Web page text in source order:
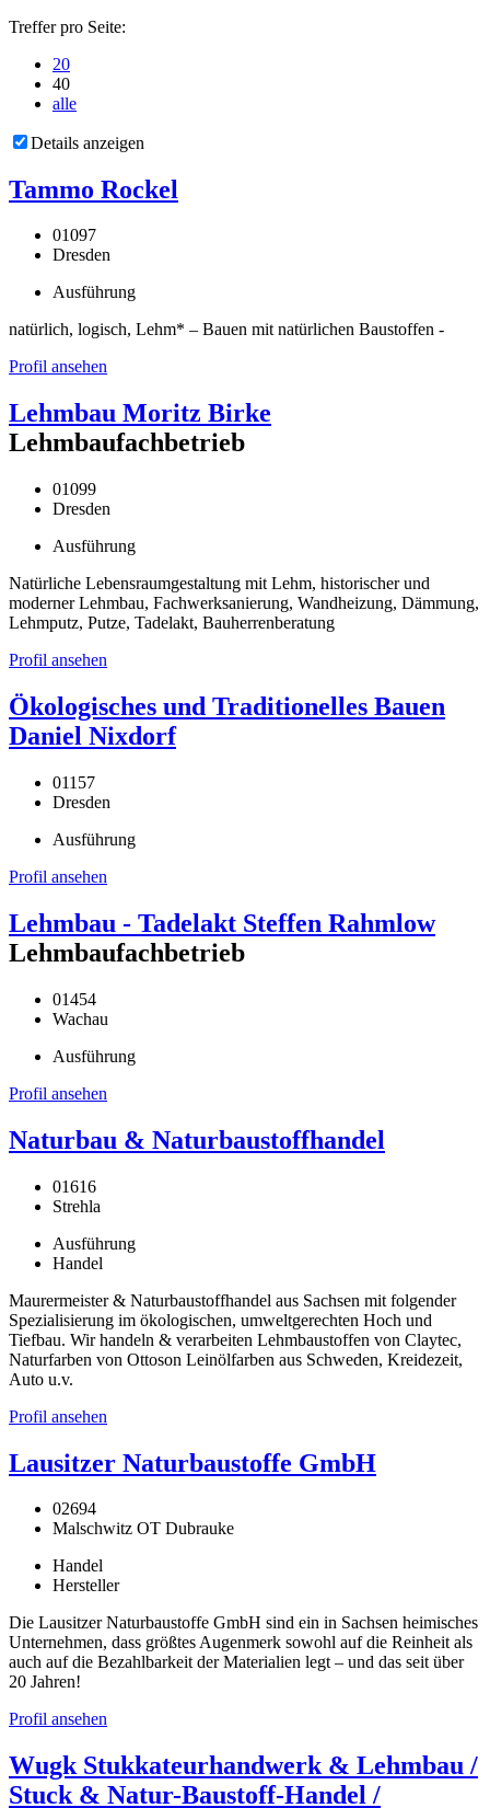
Treffer pro Seite:
20
40
alle
Details anzeigen
Tammo Rockel
01097
Dresden
Ausführung
natürlich, logisch, Lehm* – Bauen mit natürlichen Baustoffen -
Profil ansehen
Lehmbau Moritz Birke
Lehmbaufachbetrieb
01099
Dresden
Ausführung
Natürliche Lebensraumgestaltung mit Lehm, historischer und
moderner Lehmbau, Fachwerksanierung, Wandheizung, Dämmung,
Lehmputz, Putze, Tadelakt, Bauherrenberatung
Profil ansehen
Ökologisches und Traditionelles Bauen
Daniel Nixdorf
01157
Dresden
Ausführung
Profil ansehen
Lehmbau - Tadelakt Steffen Rahmlow
Lehmbaufachbetrieb
01454
Wachau
Ausführung
Profil ansehen
Naturbau & Naturbaustoffhandel
01616
Strehla
Ausführung
Handel
Maurermeister & Naturbaustoffhandel aus Sachsen mit folgender
Spezialisierung im ökologischen, umweltgerechten Hoch und
Tiefbau. Wir handeln & verarbeiten Lehmbaustoffen von Claytec,
Naturfarben von Ottoson Leinölfarben aus Schweden, Kreidezeit,
Auto u.v.
Profil ansehen
Lausitzer Naturbaustoffe GmbH
02694
Malschwitz OT Dubrauke
Handel
Hersteller
Die Lausitzer Naturbaustoffe GmbH sind ein in Sachsen heimisches
Unternehmen, dass größtes Augenmerk sowohl auf die Reinheit als
auch auf die Bezahlbarkeit der Materialien legt – und das seit über
20 Jahren!
Profil ansehen
Wugk Stukkateurhandwerk & Lehmbau /
Stuck & Natur-Baustoff-Handel /